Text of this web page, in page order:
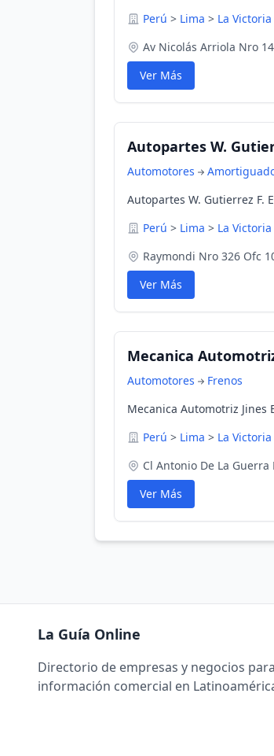
Perú > Lima > La Victoria
Av Nicolás Arriola Nro
Ver Más
Autopartes W.
Automotores
Autopartes W. Gutierrez F.
Perú > Lima > La Victoria
Raymondi Nro 326 Ofc
Ver Más
Mecanica
Automotores
Frenos
Mecanica Automotriz Jines
Perú > Lima > La Victoria
Cl Antonio De La Guerra
Ver Más
La Guía Online
Directorio de empresas y negocios
información comercial en